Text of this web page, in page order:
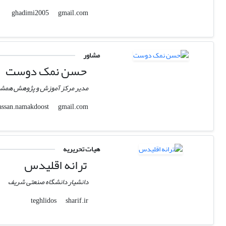
ghadimi2005
gmail.com
مشاور
حسن نمک دوست
مدیر مرکز آموزش و پژوهش
hassan.namakdoost
gmail.com
هیات تحریریه
ترانه اقلیدس
دانشیار دانشگاه صنعتی شریف
teghlidos
sharif.ir